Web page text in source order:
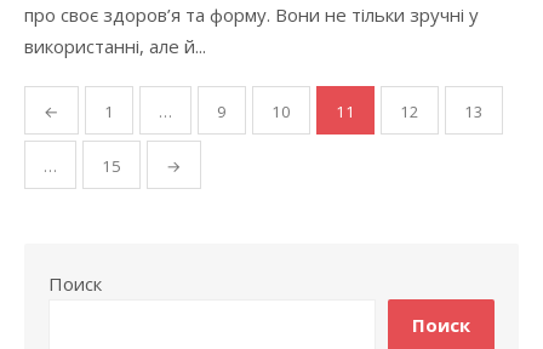
про своє здоров’я та форму. Вони не тільки зручні у
використанні, але й...
Навигация
по
записям
← 1 … 9 10 11 12 13
… 15 →
Поиск
Поиск